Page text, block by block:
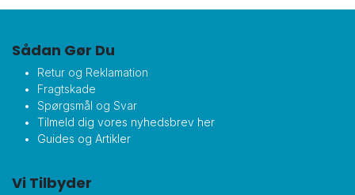
Sådan Gør Du
Retur og Reklamation
Fragtskade
Spørgsmål og Svar
Tilmeld dig vores nyhedsbrev her
Guides og Artikler
Vi Tilbyder